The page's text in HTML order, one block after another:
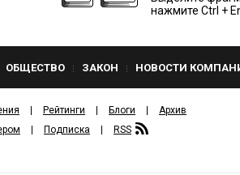
нажмите Ctrl +
ОБЩЕСТВО ЗАКОН НОВОСТИ
Рейтинги Блоги
Архив
Подписка RSS